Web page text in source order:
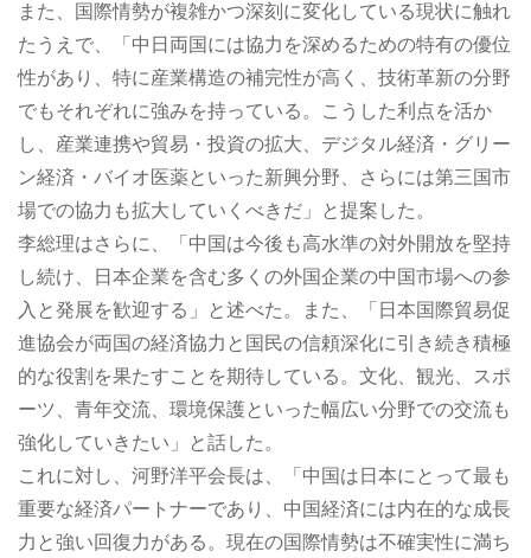
また、国際情勢が複雑かつ深刻に変化している現状に触れ
たうえで、「中日両国には協力を深めるための特有の優位
性があり、特に産業構造の補完性が高く、技術革新の分野
でもそれぞれに強みを持っている。こうした利点を活か
し、産業連携や貿易・投資の拡大、デジタル経済・グリー
ン経済・バイオ医薬といった新興分野、さらには第三国市
場での協力も拡大していくべきだ」と提案した。
李総理はさらに、「中国は今後も高水準の対外開放を堅持
し続け、日本企業を含む多くの外国企業の中国市場への参
入と発展を歓迎する」と述べた。また、「日本国際貿易促
進協会が両国の経済協力と国民の信頼深化に引き続き積極
的な役割を果たすことを期待している。文化、観光、スポ
ーツ、青年交流、環境保護といった幅広い分野での交流も
強化していきたい」と話した。
これに対し、河野洋平会長は、「中国は日本にとって最も
重要な経済パートナーであり、中国経済には内在的な成長
力と強い回復力がある。現在の国際情勢は不確実性に満ち